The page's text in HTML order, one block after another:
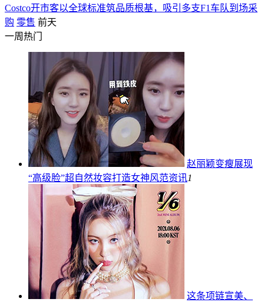
Costco开市客以全球标准筑品质根基，吸引多支F1车队到场采
购 零售 前天
一周热门
赵丽颖变瘦展现
“高级脸”超自然妆容打造女神风范资讯1
这条项链宣美、